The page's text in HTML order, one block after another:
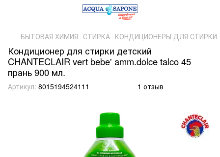
БЫТОВАЯ ХИМИЯ СТИРКА КОНДИЦИОНЕРЫ ДЛЯ СТИРКИ
Кондиционер для стирки детский
CHANTECLAIR vert bebe' amm.dolce talco 45
прань 900 мл.
Артикул: 8015194524111 1 отзыв